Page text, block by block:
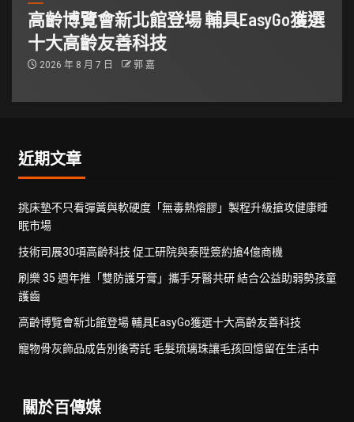
高齡博覽會新北館登場 輔具EasyGo獲選
十大高齡友善科技
2026 年 8 月 7 日 郭 嘉
近期文章
挑床墊不只看彈簧與軟硬度「無毒熱熔膠」製程升級搶攻健康睡
眠市場
技術司展30項高齡科技 促工研院與泰陞簽約搶4億商機
刷樂 35 週年推「雙防護牙膏」攜手牙醫共研 結合公益助弱勢孩童
護齒
高齡博覽會新北館登場 輔具EasyGo獲選十大高齡友善科技
寵物骨灰飾品成告別後寄託 毛髮琉璃珠讓毛孩回憶留在生活中
關於百傳媒